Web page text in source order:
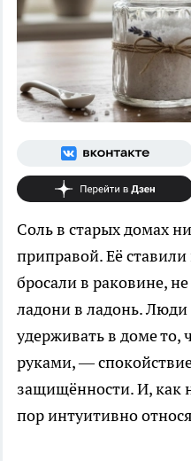
Соль в старых домах
приправой. Её
бросали в раковине,
ладони в ладонь. Люди
удерживать в доме то,
руками, —
защищённости. И, как
пор интуитивно